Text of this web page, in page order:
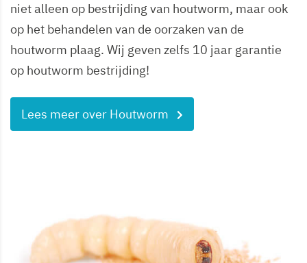
niet alleen op bestrijding van houtworm, maar ook
op het behandelen van de oorzaken van de
houtworm plaag. Wij geven zelfs 10 jaar garantie
op houtworm bestrijding!
Lees meer over Houtworm